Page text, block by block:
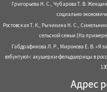
Григорьева Н. С., Чубарова Т. В.
социально-
Ростовская Т. К., Рычихина Н. С.,
сельской семьи (На
Габдрафикова Л. Р., Миронова Е. В. «Я
взбунтую!»: акушерки-фельдшерицы в
Адрес